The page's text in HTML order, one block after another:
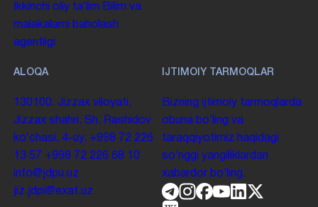
Ikkinchi oliy taʼlim Bilim va
malakalarni baholash
agentligi
ALOQA
130100. Jizzax viloyati,
Jizzax shahri, Sh. Rashidov
koʻchasi, 4-uy. +998 72 226
13 57 +998 72 226 68 10
info@jdpu.uz
jiz.jdpi@exat.uz
IJTIMOIY TARMOQLAR
Bizning ijtimoiy tarmoqlarda
obuna boʻling va
taraqqiyotimiz haqidagi
soʻnggi yangiliklardan
xabardor boʻling.